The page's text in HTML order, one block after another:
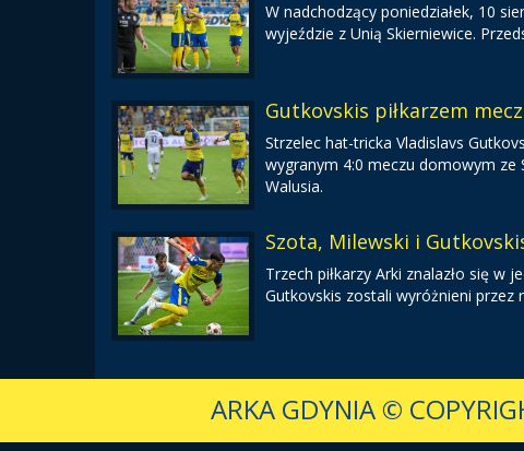
W nadchodzący poniedziałek, 10
wyjeździe z Unią Skierniewice.
Gutkovskis piłkarzem
Strzelec hat-tricka Vladislavs
wygranym 4:0 meczu domowym ze
Walusia.
Szota, Milewski i
Trzech piłkarzy Arki znalazło się w
Gutkovskis zostali wyróżnieni przez
ARKA GDYNIA©